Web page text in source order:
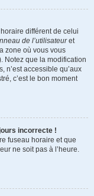
différent de celui
de l’utilisateuret
zone où vous vous
Notez que la modification
n’est accessible qu’aux
c’est le bon moment
incorrecte !
fuseau horaire et que
ne soit pas à l’heure.